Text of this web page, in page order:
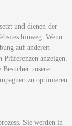
und dienen der
hinweg. Wenn
auf anderen
anzeigen.
unsere
zu optimieren.
Sie werden in